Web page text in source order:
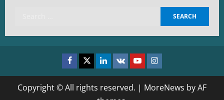
Facebook
TwitterLinkedin
VK YoutubeInstagram
Copyright © All rights reserved. | MoreNews by AF